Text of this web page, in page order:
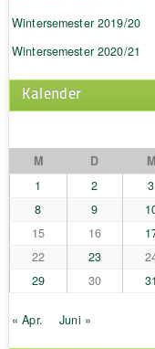
Wintersemester 2019/20
Wintersemester 2020/21
Kalender
M
D M
1
2 3
8
9
15
16
22
23
29
30 31
« Apr. Juni »